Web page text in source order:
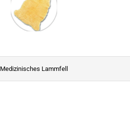
Medizinisches Lammfell